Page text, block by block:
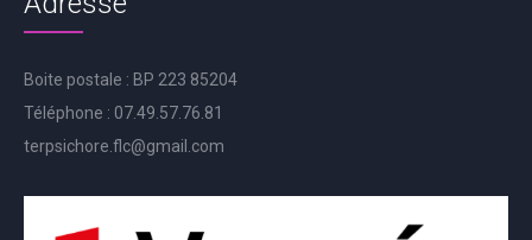
Boite postale : BP 223 85204
Téléphone : 07.49.57.76.81
terpsichore.flc@gmail.com